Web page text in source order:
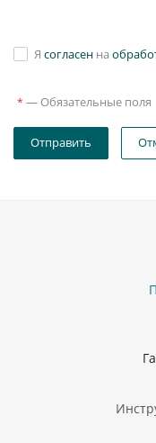
Я согласен на
* — Обязательные поля
Отправить